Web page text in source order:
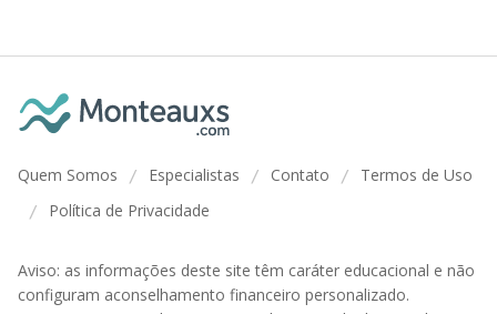
Quem Somos / Especialistas / Contato / Termos de Uso
/ Política de Privacidade
Aviso: as informações deste site têm caráter educacional e não
configuram aconselhamento financeiro personalizado.